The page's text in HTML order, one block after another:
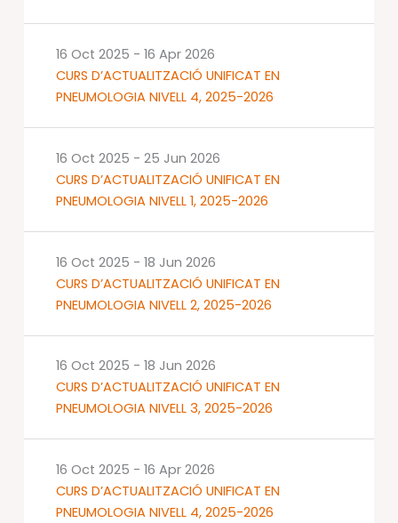
CURS D’ACTUALITZACIÓ UNIFICAT EN
PNEUMOLOGIA NIVELL 4, 2025-2026
16 Oct 2025 - 16 Apr 2026
CURS D’ACTUALITZACIÓ UNIFICAT EN
PNEUMOLOGIA NIVELL 1, 2025-2026
16 Oct 2025 - 25 Jun 2026
CURS D’ACTUALITZACIÓ UNIFICAT EN
PNEUMOLOGIA NIVELL 2, 2025-2026
16 Oct 2025 - 18 Jun 2026
CURS D’ACTUALITZACIÓ UNIFICAT EN
PNEUMOLOGIA NIVELL 3, 2025-2026
16 Oct 2025 - 18 Jun 2026
CURS D’ACTUALITZACIÓ UNIFICAT EN
PNEUMOLOGIA NIVELL 4, 2025-2026
16 Oct 2025 - 16 Apr 2026